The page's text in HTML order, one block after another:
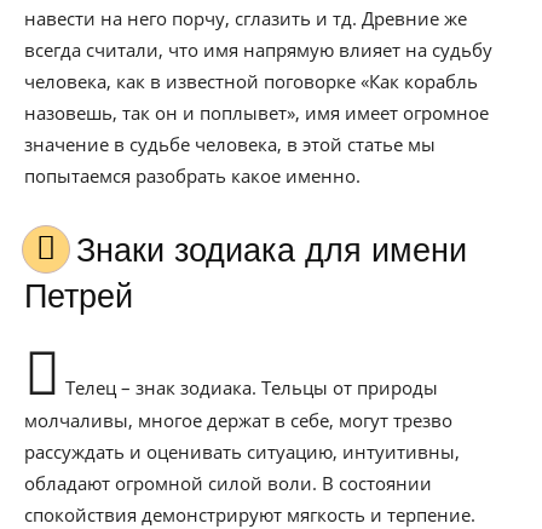
навести на него порчу, сглазить и тд. Древние же
всегда считали, что имя напрямую влияет на судьбу
человека, как в известной поговорке «Как корабль
назовешь, так он и поплывет», имя имеет огромное
значение в судьбе человека, в этой статье мы
попытаемся разобрать какое именно.
Знаки зодиака для имени
Петрей
Телец – знак зодиака. Тельцы от природы
молчаливы, многое держат в себе, могут трезво
рассуждать и оценивать ситуацию, интуитивны,
обладают огромной силой воли. В состоянии
спокойствия демонстрируют мягкость и терпение.